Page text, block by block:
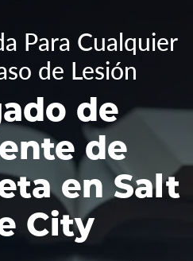
Para Cualquier
de Lesión
de
de
en Salt
City